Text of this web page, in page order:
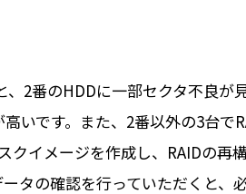
2番のHDDに一部セクタ不良
いです。また、2番以外の3台
イメージを作成し、RAIDの再
タの確認を行っていただくと